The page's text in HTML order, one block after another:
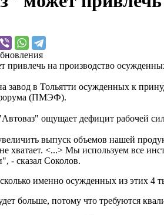
завод в Тольятти осужденных к
форума (ПМЭФ).
ощущает дефицит рабочей
выпуск объемов нашей
хватает. <...> Мы используем все
- сказал Соколов.
именно осужденных из этих 4
больше, потому что требуются